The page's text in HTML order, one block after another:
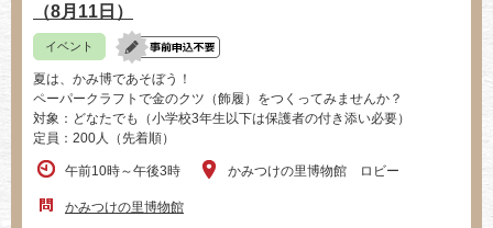
（8月11日）
イベント
夏は、かみ博であそぼう！
ペーパークラフトで金のクツ（飾履）をつくってみませんか？
対象：どなたでも（小学校3年生以下は保護者の付き添い必要）
定員：200人（先着順）
午前10時～午後3時 かみつけの里博物館 ロビー
かみつけの里博物館